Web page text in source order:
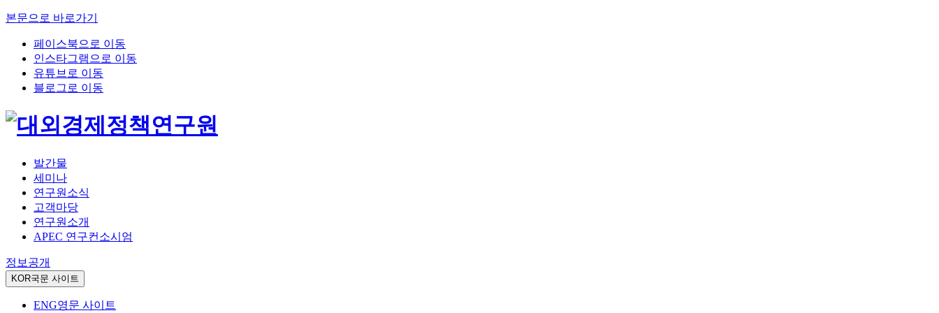
본문으로 바로가기
페이스북으로 이동
인스타그램으로 이동
유튜브로 이동
블로그로 이동
발간물
세미나
연구원소식
고객마당
연구원소개
APEC 연구컨소시엄
정보공개
KOR국문 사이트
ENG영문 사이트